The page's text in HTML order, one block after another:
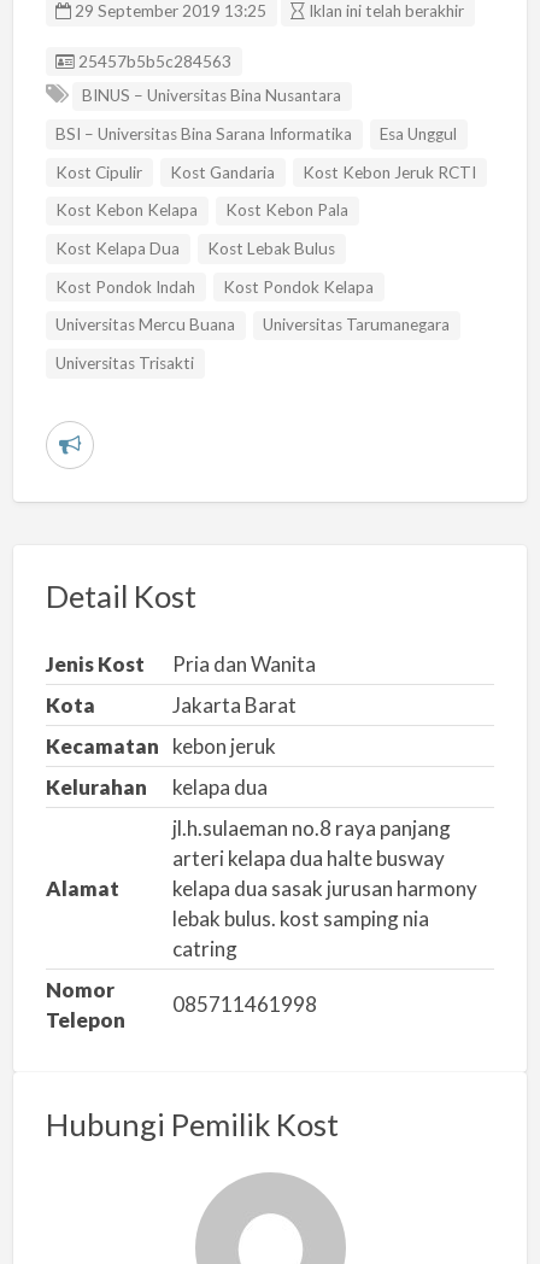
29 September 2019 13:25 Iklan ini telah berakhir
Listing ID
25457b5b5c284563
BINUS – Universitas Bina Nusantara
BSI – Universitas Bina Sarana Informatika
Esa Unggul
Kost Cipulir
Kost Gandaria
Kost Kebon Jeruk RCTI
Kost Kebon Kelapa
Kost Kebon Pala
Kost Kelapa Dua
Kost Lebak Bulus
Kost Pondok Indah
Kost Pondok Kelapa
Universitas Mercu Buana
Universitas Tarumanegara
Universitas Trisakti
L
r
n
m
a
s
a
a
Detail Kost
Jenis Kost
Pria dan Wanita
Kota
Jakarta Barat
Kecamatan
kebon jeruk
Kelurahan
kelapa dua
Alamat
jl.h.sulaeman no.8 raya panjang
arteri kelapa dua halte busway
kelapa dua sasak jurusan harmony
lebak bulus. kost samping nia
catring
Nomor
Telepon
085711461998
Hubungi Pemilik Kost